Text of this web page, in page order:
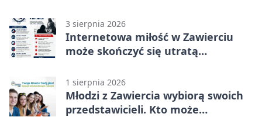
3 sierpnia 2026
Internetowa miłość w Zawierciu
może skończyć się utratą
1 sierpnia 2026
Młodzi z Zawiercia wybiorą swoich
przedstawicieli. Kto może